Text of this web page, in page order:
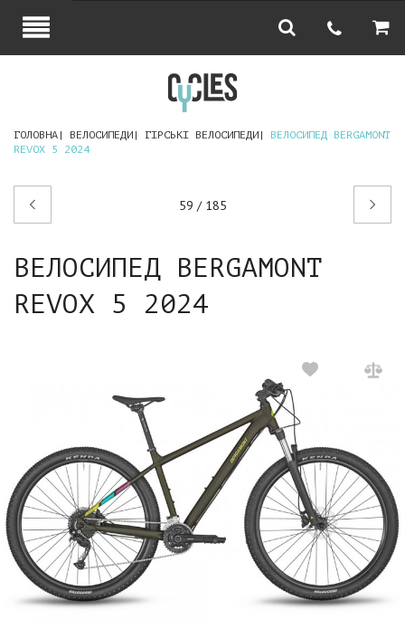
ГОЛОВНА ВЕЛОСИПЕДИ ГІРСЬКІ ВЕЛОСИПЕДИ
ВЕЛОСИПЕД BERGAMONT
REVOX 5 2024
59 / 185
Наступний
ВЕЛОСИПЕД BERGAMONT
REVOX 5 2024